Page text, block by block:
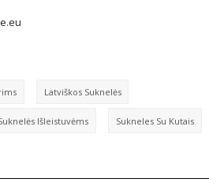
Latviškos Suknelės
Išleistuvėms Sukneles Su Kutais